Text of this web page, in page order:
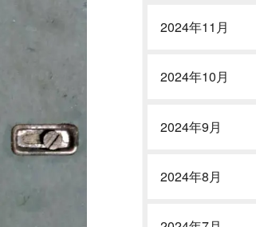
2024年11月
2024年10月
2024年9月
2024年8月